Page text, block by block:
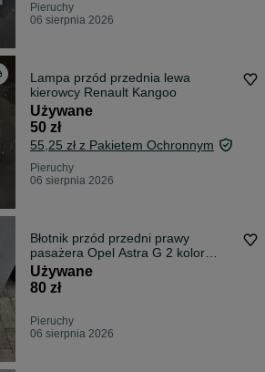
Pieruchy
06 sierpnia 2026
Lampa przód przednia lewa
kierowcy Renault Kangoo
Używane
50 zł
55,25 zł z Pakietem Ochronnym
Pieruchy
06 sierpnia 2026
Błotnik przód przedni prawy
pasażera Opel Astra G 2 kolor
srebrny Z147
Używane
80 zł
Pieruchy
06 sierpnia 2026